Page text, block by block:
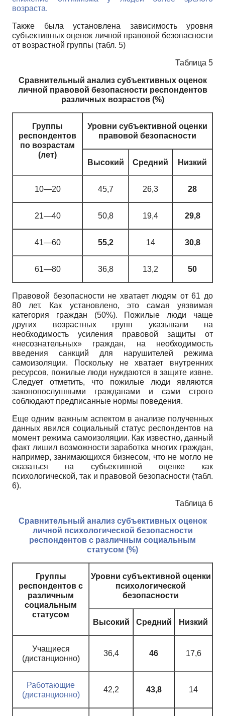
возраста.
Также была установлена зависимость уровня
субъективных оценок личной правовой безопасности
от возрастной группы (табл. 5)
Таблица 5
Сравнительный анализ субъективных оценок
личной правовой безопасности респондентов
различных возрастов (%)
Группы
респондентов
по возрастам
(лет)
Уровни субъективной оценки
правовой безопасности
Высокий Средний Низкий
10—20 45,7 26,3 28
21—40 50,8 19,4 29,8
41—60 55,2 14 30,8
61—80 36,8 13,2 50
Правовой безопасности не хватает людям от 61 до
80 лет. Как установлено, это самая уязвимая
категория граждан (50%). Пожилые люди чаще
других возрастных групп указывали на
необходимость усиления правовой защиты от
«несознательных» граждан, на необходимость
введения санкций для нарушителей режима
самоизоляции. Поскольку не хватает внутренних
ресурсов, пожилые люди нуждаются в защите извне.
Следует отметить, что пожилые люди являются
законопослушными гражданами и сами строго
соблюдают предписанные нормы поведения.
Еще одним важным аспектом в анализе полученных
данных явился социальный статус респондентов на
момент режима самоизоляции. Как известно, данный
факт лишил возможности заработка многих граждан,
например, занимающихся бизнесом, что не могло не
сказаться на субъективной оценке как
психологической, так и правовой безопасности (табл.
6).
Таблица 6
Сравнительный анализ субъективных оценок
личной психологической безопасности
респондентов с различным социальным
статусом (%)
Группы
респондентов с
различным
социальным
статусом
Уровни субъективной оценки
психологической
безопасности
Высокий Средний Низкий
Учащиеся
(дистанционно)
36,4 46 17,6
Работающие
(дистанционно)
42,2 43,8 14